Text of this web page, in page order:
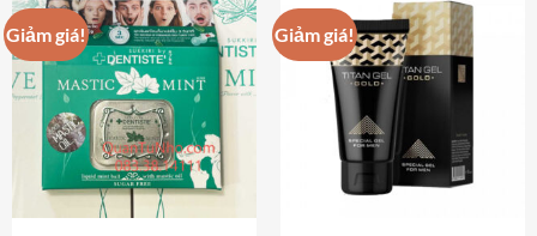
có
nhiều
biến
tùy
chọn
có
Giảm giá! Giảm giá!